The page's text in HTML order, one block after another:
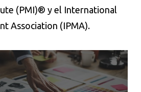
(PMI)® y el International
Association (IPMA).